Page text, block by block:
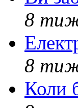
8
8
Коли